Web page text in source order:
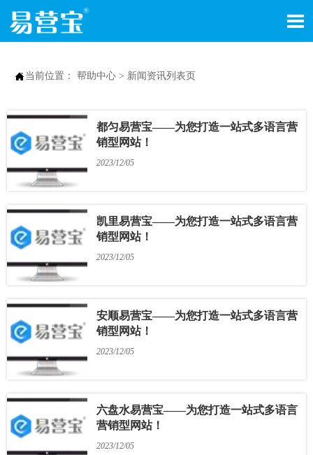

 当前位置： 帮助中心 > 新闻资讯列表页
都匀易营宝——为您打造一站式多语言营
销型网站！
2023/12/05
凯里易营宝——为您打造一站式多语言营
销型网站！
2023/12/05
安顺易营宝——为您打造一站式多语言营
销型网站！
2023/12/05
六盘水易营宝——为您打造一站式多语言
营销型网站！
2023/12/05